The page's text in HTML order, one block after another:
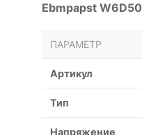
Ebmpapst
ПАРАМЕТР
Артикул
Тип
Напряжение